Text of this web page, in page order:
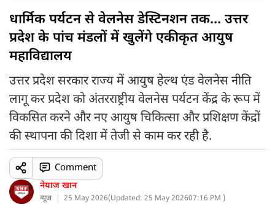
धार्मिक पर्यटन से वेलनेस डेस्टिनशन तक… उत्तर
प्रदेश के पांच मंडलों में खुलेंगे एकीकृत आयुष
महाविद्यालय
उत्तर प्रदेश सरकार राज्य में आयुष हेल्थ एंड वेलनेस नीति
लागू कर प्रदेश को अंतरराष्ट्रीय वेलनेस पर्यटन केंद्र के रूप में
विकसित करने और नए आयुष चिकित्सा और प्रशिक्षण केंद्रों
की स्थापना की दिशा में तेजी से काम कर रही है.
नेयाज खान
न्यूज 25 May 2026(Updated: 25 May 202607:16 PM )
Comment